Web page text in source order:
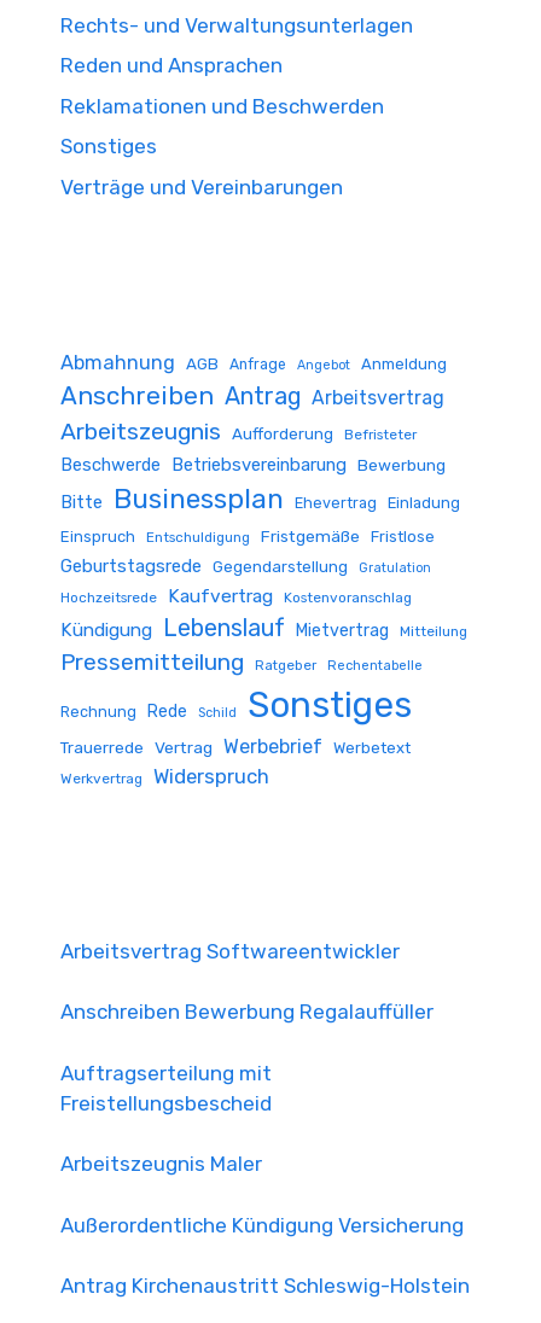
Rechts- und Verwaltungsunterlagen
Reden und Ansprachen
Reklamationen und Beschwerden
Sonstiges
Verträge und Vereinbarungen
Abmahnung AGB Anfrage Angebot Anmeldung
Anschreiben Antrag Arbeitsvertrag
Arbeitszeugnis Aufforderung Befristeter
Beschwerde Betriebsvereinbarung Bewerbung
Bitte Businessplan Ehevertrag
Einladung
Einspruch
Entschuldigung Fristgemäße Fristlose
Geburtstagsrede Gegendarstellung Gratulation
Hochzeitsrede Kaufvertrag Kostenvoranschlag
Kündigung Lebenslauf Mietvertrag Mitteilung
Pressemitteilung Ratgeber Rechentabelle
Rechnung Rede Schild Sonstiges
Trauerrede Vertrag Werbebrief Werbetext
Werkvertrag Widerspruch
Arbeitsvertrag Softwareentwickler
Anschreiben Bewerbung Regalauffüller
Auftragserteilung mit
Freistellungsbescheid
Arbeitszeugnis Maler
Außerordentliche Kündigung Versicherung
Antrag Kirchenaustritt Schleswig-Holstein